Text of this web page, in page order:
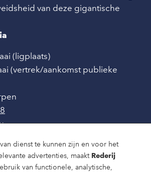
dienst te kunnen zijn en voor het
advertenties, maakt Rederij
van functionele, analytische,
van deze gigantische
(ligplaats)
(vertrek/aankomst publieke